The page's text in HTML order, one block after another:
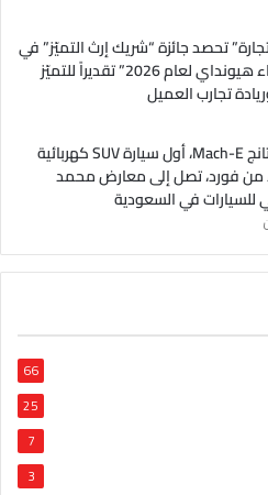
تحصد جائزة “شريك إرث التميّز” في
قمة “شركاء هيونداي لعام 2026” تقديراً للتميّز
تجارب العميل
فورد موستانج Mach-E، أول سيارة SUV كهربائية
من فورد، تصل إلى معارض محمد
في السعودية
66
25
7
3